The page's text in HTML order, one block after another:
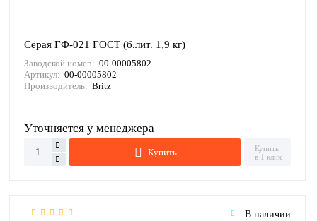
Серая ГФ-021 ГОСТ (б.лит. 1,9 кг)
Заводской номер: 00-00005802
Артикул: 00-00005802
Производитель: Britz
Уточняется у менеджера
Купить
Купить
в 1 клик
В наличии